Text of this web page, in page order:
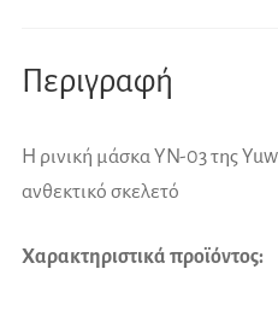
Περιγραφή
Η ρινική μάσκα YN-03 της
ανθεκτικό σκελετό
Χαρακτηριστικά προϊόντος: